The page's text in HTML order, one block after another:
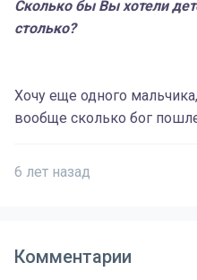
Сколько бы Вы хотели
столько?
Хочу еще одного
вообще сколько бог
6 лет назад
Комментарии